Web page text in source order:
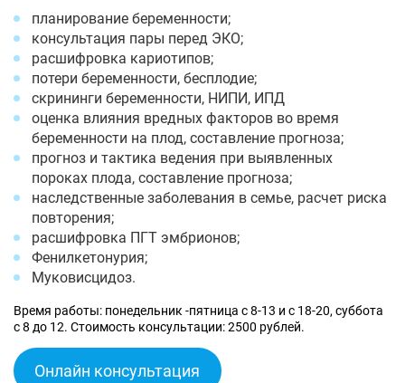
планирование беременности;
консультация пары перед ЭКО;
расшифровка кариотипов;
потери беременности, бесплодие;
скрининги беременности, НИПИ, ИПД
оценка влияния вредных факторов во время
беременности на плод, составление прогноза;
прогноз и тактика ведения при выявленных
пороках плода, составление прогноза;
наследственные заболевания в семье, расчет риска
повторения;
расшифровка ПГТ эмбрионов;
Фенилкетонурия;
Муковисцидоз.
Время работы: понедельник -пятница с 8-13 и с 18-20, суббота
с 8 до 12. Стоимость консультации: 2500 рублей.
Онлайн консультация